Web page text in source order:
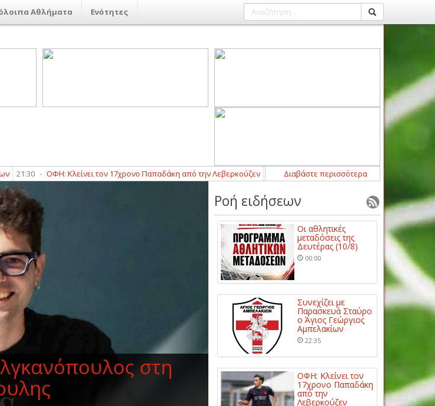
Αθλήματα Ενότητες
- ΟΦΗ: Κλείνει τον 17χρονο Παπαδάκη από την Λεβερκούζεν 20:31 - Πέθανε ο σπουδαίος ηθοποιός Νίκος
Διαβάστε περισσότερα
στη
Ροή ειδήσεων
Οι αθλητικές
μεταδόσεις της
Δευτέρας (10/8)
00:00
Συνεχίζει με
Παρασκευά Σταύρο
ο Άγιος Γεώργιος
Αμπελακίων
22:35
ΟΦΗ: Κλείνει τον
17χρονο Παπαδάκη
από την
Λεβερκούζεν